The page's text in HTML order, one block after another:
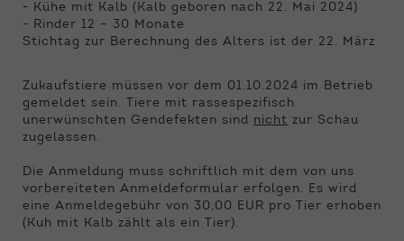
- Kühe mit Kalb (Kalb geboren nach 22. Mai 2024)
- Rinder 12 – 30 Monate
Stichtag zur Berechnung des Alters ist der 22. März
Zukaufstiere müssen vor dem 01.10.2024 im Betrieb
gemeldet sein. Tiere mit rassespezifisch
unerwünschten Gendefekten sind nicht zur Schau
zugelassen.
Die Anmeldung muss schriftlich mit dem von uns
vorbereiteten Anmeldeformular erfolgen. Es wird
eine Anmeldegebühr von 30,00 EUR pro Tier erhoben
(Kuh mit Kalb zählt als ein Tier).
Anbieter Qnetics
Zweck Cookie Einstellungen speichern
Externe Inhalte
Wir verwenden auf unserer Website externe
anzubieten.